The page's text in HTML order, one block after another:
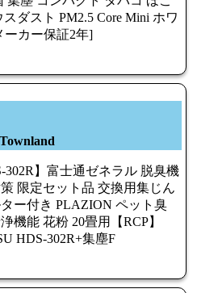
スダスト PM2.5 Core Mini ホワ
ーカー保証2年]
302R】富士通ゼネラル 脱臭機
限定セット品 交換用集じん
ー付き PLAZION ペット臭
機能 花粉 20畳用【RCP】
HDS-302R+集塵F